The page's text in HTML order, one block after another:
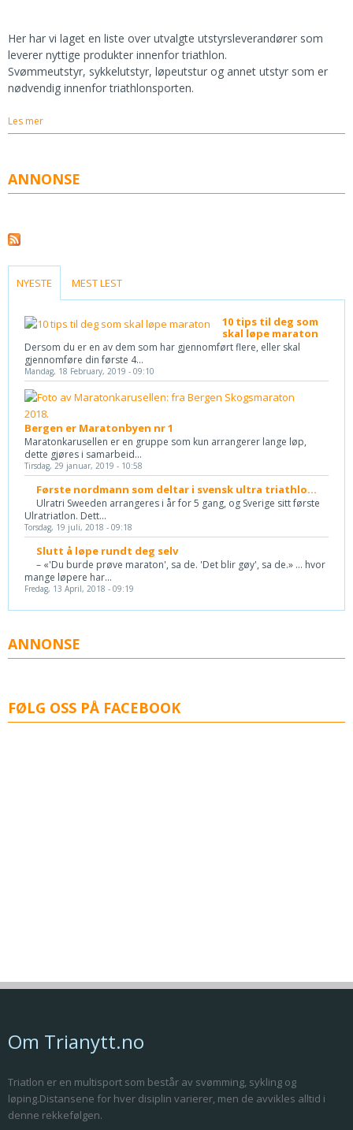
Her har vi laget en liste over utvalgte utstyrsleverandører som
leverer nyttige produkter innenfor triathlon.
Svømmeutstyr, sykkelutstyr, løpeutstur og annet utstyr som er
nødvendig innenfor triathlonsporten.
Les mer
ANNONSE
NYESTE (ACTIVE TAB)
MEST LEST
10 tips til deg som
skal løpe maraton
Dersom du er en av dem som har gjennomført flere, eller skal
gjennomføre din første 4...
Mandag, 18 February, 2019 - 09:10
Bergen er Maratonbyen nr 1
Maratonkarusellen er en gruppe som kun arrangerer lange løp,
dette gjøres i samarbeid...
Tirsdag, 29 januar, 2019 - 10:58
Første nordmann som deltar i svensk ultra triathlo...
Ulratri Sweeden arrangeres i år for 5 gang, og Sverige sitt første
Ulratriatlon. Dett...
Torsdag, 19 juli, 2018 - 09:18
Slutt å løpe rundt deg selv
– «'Du burde prøve maraton', sa de. 'Det blir gøy', sa de.» ... hvor
mange løpere har...
Fredag, 13 April, 2018 - 09:19
ANNONSE
FØLG OSS PÅ FACEBOOK
Om Trianytt.no
Triatlon er en multisport som består av svømming, sykling og
løping.Distansene for hver disiplin varierer, men de avvikles alltid i
denne rekkefølgen.